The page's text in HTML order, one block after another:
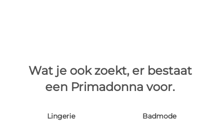
Wat je ook zoekt, er bestaat
een Primadonna voor.
Lingerie Badmode